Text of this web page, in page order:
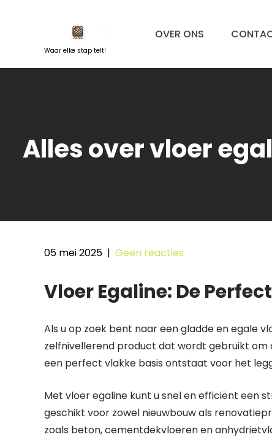
Waar elke stap telt!
OVER ONS
Alles over vloer
05 mei 2025 | Geen reacties
Vloer Egaline: De
Als u op zoek bent naar een gladde en egale
zelfnivellerend product dat wordt gebruikt
een perfect vlakke basis ontstaat voor het
Met vloer egaline kunt u snel en efficiënt een
geschikt voor zowel nieuwbouw als
zoals beton, cementdekvloeren en